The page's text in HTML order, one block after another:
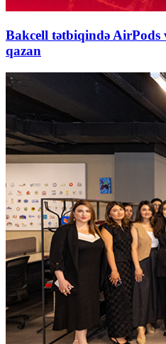
Bakcell tətbiqində AirPods
qazan